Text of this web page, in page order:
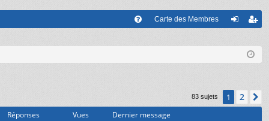
Carte des Membres
on
nr
ist
re
83 sujets 1 2
Réponses Vues Dernier message